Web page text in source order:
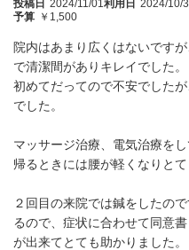
投稿日 2024/11/01利用日 2024/10/
予算 ￥1,500
院内はあまり広くはないです
で清潔間がありキレイでした。
初めてだってので不安でした
でした。
マッサージ治療、電気治療を
帰るときには腰が軽くなりと
２回目の来院では鍼をしたの
るので、症状に合わせて同意
が出来てとても助かりました。